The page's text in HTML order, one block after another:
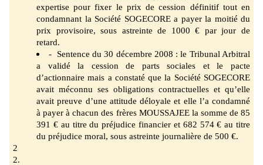
expertise pour fixer le prix de cession définitif tout en
condamnant la Société SOGECORE a payer la moitié du
prix provisoire, sous astreintede 1000 € par jour de
retard.
- Sentence du 30 décembre 2008 : le Tribunal Arbitral
a validé la cession de partssociales et le pacte
d’actionnaire mais a constaté que la Société SOGECORE
avait méconnu ses obligations contractuelles et qu’elle
avait preuve d’une attitude déloyale et elle l’a condamné
à payer à chacun des frères MOUSSAJEE la somme de 85
391 € au titre du préjudice financier et 682 574 € au titre
du préjudice moral, sous astreinte journalière de 500 €.
2
2.